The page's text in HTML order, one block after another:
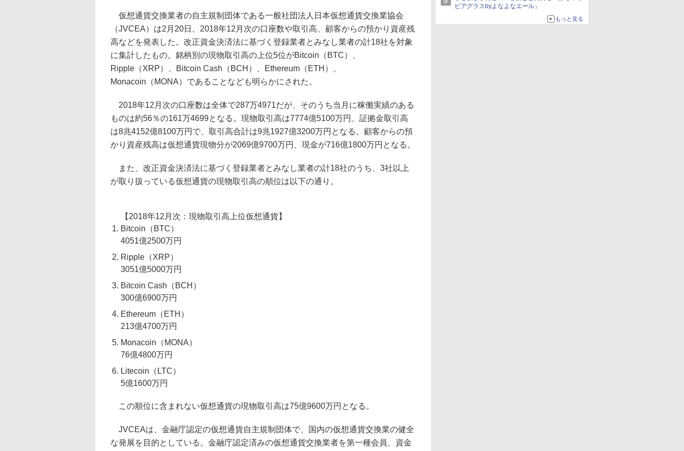
ビアグラスbyよなよなエール」
もっと見る
仮想通貨交換業者の自主規制団体である一般社団法人日本仮想通貨交換業協会
（JVCEA）は2月20日、2018年12月次の口座数や取引高、顧客からの預かり資産残
高などを発表した。改正資金決済法に基づく登録業者とみなし業者の計18社を対象
に集計したもの。銘柄別の現物取引高の上位5位がBitcoin（BTC）、
Ripple（XRP）、Bitcoin Cash（BCH）、Ethereum（ETH）、
Monacoin（MONA）であることなども明らかにされた。
2018年12月次の口座数は全体で287万4971だが、そのうち当月に稼働実績のある
ものは約56％の161万4699となる。現物取引高は7774億5100万円、証拠金取引高
は8兆4152億8100万円で、取引高合計は9兆1927億3200万円となる。顧客からの預
かり資産残高は仮想通貨現物分が2069億9700万円、現金が716億1800万円となる。
また、改正資金決済法に基づく登録業者とみなし業者の計18社のうち、3社以上
が取り扱っている仮想通貨の現物取引高の順位は以下の通り。
【2018年12月次：現物取引高上位仮想通貨】
Bitcoin（BTC）
4051億2500万円
Ripple（XRP）
3051億5000万円
Bitcoin Cash（BCH）
300億6900万円
Ethereum（ETH）
213億4700万円
Monacoin（MONA）
76億4800万円
Litecoin（LTC）
5億1600万円
この順位に含まれない仮想通貨の現物取引高は75億9600万円となる。
JVCEAは、金融庁認定の仮想通貨自主規制団体で、国内の仮想通貨交換業の健全
な発展を目的としている。金融庁認定済みの仮想通貨交換業者を第一種会員、資金